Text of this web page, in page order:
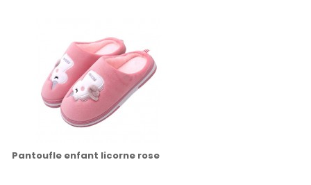
Pantoufle enfant licorne rose